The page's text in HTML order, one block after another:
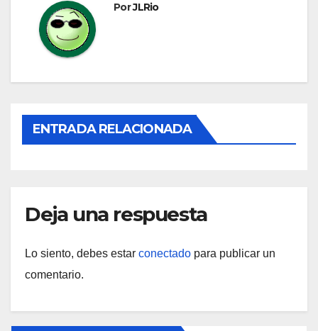
PorJLRio
ENTRADA RELACIONADA
Deja una respuesta
Lo siento, debes estar conectado para publicar un
comentario.